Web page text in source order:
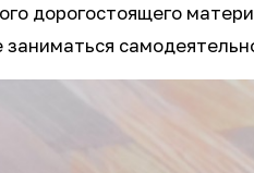
дорогостоящего